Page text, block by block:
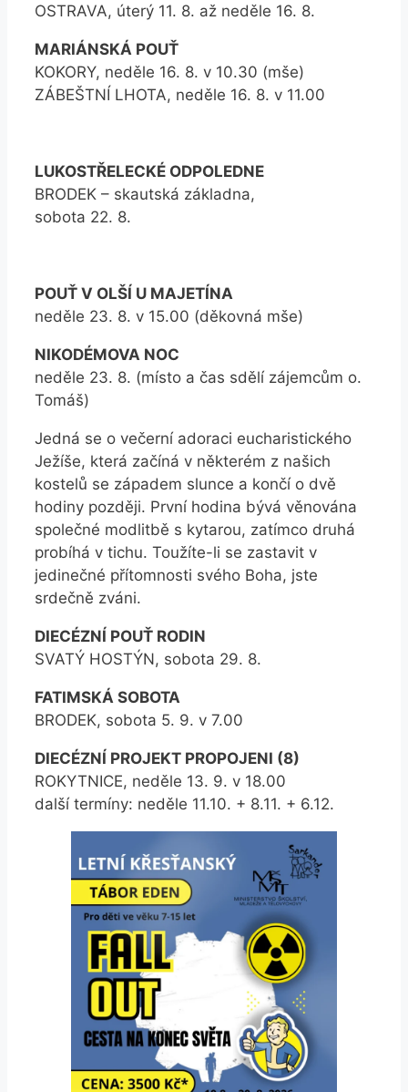
OSTRAVA, úterý 11. 8. až neděle 16. 8.
MARIÁNSKÁ POUŤ
KOKORY, neděle 16. 8. v 10.30 (mše)
ZÁBEŠTNÍ LHOTA, neděle 16. 8. v 11.00
LUKOSTŘELECKÉ ODPOLEDNE
BRODEK – skautská základna,
sobota 22. 8.
POUŤ V OLŠÍ U MAJETÍNA
neděle 23. 8. v 15.00 (děkovná mše)
NIKODÉMOVA NOC
neděle 23. 8. (místo a čas sdělí zájemcům o.
Tomáš)
Jedná se o večerní adoraci eucharistického
Ježíše, která začíná v některém z našich
kostelů se západem slunce a končí o dvě
hodiny později. První hodina bývá věnována
společné modlitbě s kytarou, zatímco druhá
probíhá v tichu. Toužíte-li se zastavit v
jedinečné přítomnosti svého Boha, jste
srdečně zváni.
DIECÉZNÍ POUŤ RODIN
SVATÝ HOSTÝN, sobota 29. 8.
FATIMSKÁ SOBOTA
BRODEK, sobota 5. 9. v 7.00
DIECÉZNÍ PROJEKT PROPOJENI (8)
ROKYTNICE, neděle 13. 9. v 18.00
další termíny: neděle 11.10. + 8.11. + 6.12.